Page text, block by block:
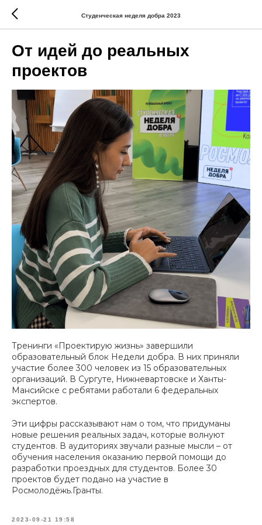
Студенческая неделя добра 2023
От идей до реальных
проектов
Тренинги «Проектирую жизнь» завершили
образовательный блок Недели добра. В них приняли
участие более 300 человек из 15 образовательных
организаций. В Сургуте, Нижневартовске и Ханты-
Мансийске с ребятами работали 6 федеральных
экспертов.
Эти цифры рассказывают нам о том, что придуманы
новые решения реальных задач, которые волнуют
студентов. В аудиториях звучали разные мысли – от
обучения населения оказанию первой помощи до
разработки проездных для студентов. Более 30
проектов будет подано на участие в
Росмолодёжь.Гранты.
2023-09-21 19:58